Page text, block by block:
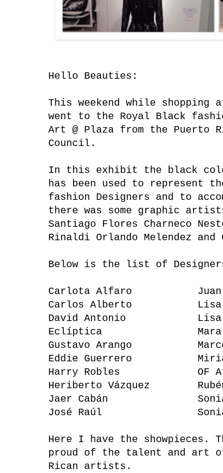
Hello Beauties:
This weekend while shopping
went to the Royal Black
Art @ Plaza from the Puerto
Council.
In this exhibit the black
has been used to represent
fashion Designers and to
there was some graphic
Santiago Flores Charneco
Rinaldi Orlando Melendez
Below is the list of
Carlota Alfaro Juan
Carlos Alberto Lisa
David Antonio Lisa
Eclíptica Mara
Gustavo Arango Marcos
Eddie Guerrero
Harry Robles OF
Heriberto Vázquez
Jaer Cabán Sonia
José Raúl Sonia
Here I have the showpieces.
proud of the talent and art
Rican artists.